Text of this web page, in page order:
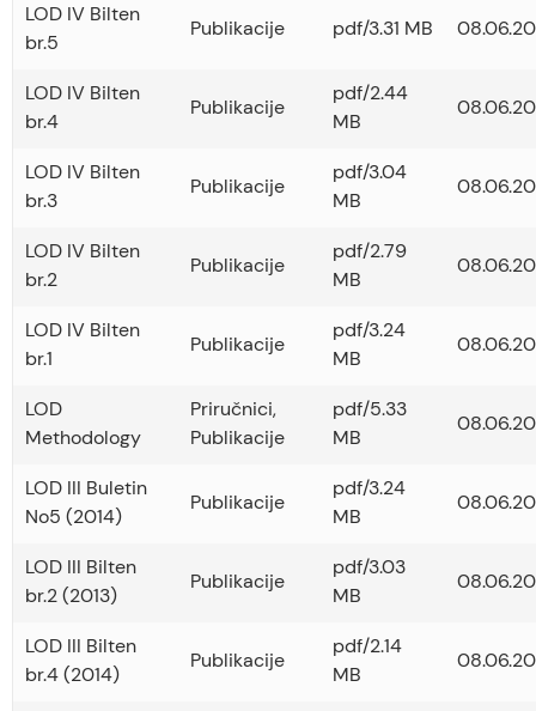
LOD IV Bilten
br.5
Publikacije pdf/3.31 MB
LOD IV Bilten
br.4
Publikacije
pdf/2.44
MB
LOD IV Bilten
br.3
Publikacije
pdf/3.04
MB
LOD IV Bilten
br.2
Publikacije
pdf/2.79
MB
LOD IV Bilten
br.1
Publikacije
pdf/3.24
MB
LOD
Methodology
Priručnici,
Publikacije
pdf/5.33
MB
LOD III Buletin
No5 (2014)
Publikacije
pdf/3.24
MB
LOD III Bilten
br.2 (2013)
Publikacije
pdf/3.03
MB
LOD III Bilten
br.4 (2014)
Publikacije
pdf/2.14
MB